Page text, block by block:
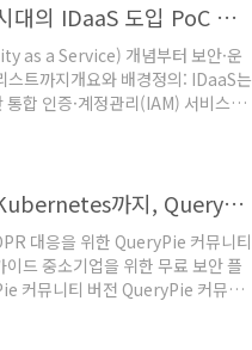
└─ /app3 → App3 Service
트” 역할도메인/서브도메인 동일
..
클라우드 시대의 IDaaS 도입 PoC 전략과 보안 강화 운영 가이드
as a Service) 개념부터 보안·운
스트까지개요와 배경정의: IDaaS는
통합 인증·계정관리(IAM) 서비스입
하이브리드 환경의 로그인, 권한,
를 표준 프로토콜로 일원화합
Salesforce, GitHub, Slack
·감사: ISMS-P/개인정보보호법 등
리 증빙 요구원격·하이브리드 근
디바이스 다양성TCO 절감: 사내
영의 복잡성·인력·가용성 부담 해
한눈에프로토콜SAML 2.0: 엔터
SQL부터 Kubernetes까지, QueryPie로 완성하는 통합 접근제어와 감사
대응을 위한 QueryPie 커뮤니티
이드 중소기업을 위한 무료 보안 플
커뮤니티 버전 QueryPie 커뮤니
눈에 요약대상/목적: 중소기업·스